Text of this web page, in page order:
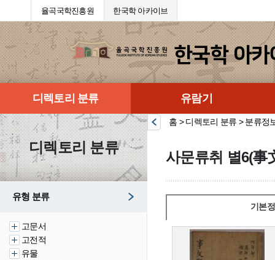
율곡국학진흥원 한국학 아카이브
디렉토리 분류 유람기
디렉토리 분류
유형 분류
고문서
고전적
유물
홈 > 디렉토리 분류 > 분류정
사문류취 별6(事
기본